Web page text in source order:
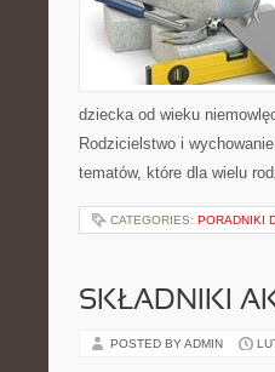
dziecka od wieku
Rodzicielstwo i
tematów, które dla wielu
CATEGORIES: PORADNIKI
SKŁADNIKI
POSTED BY ADMIN